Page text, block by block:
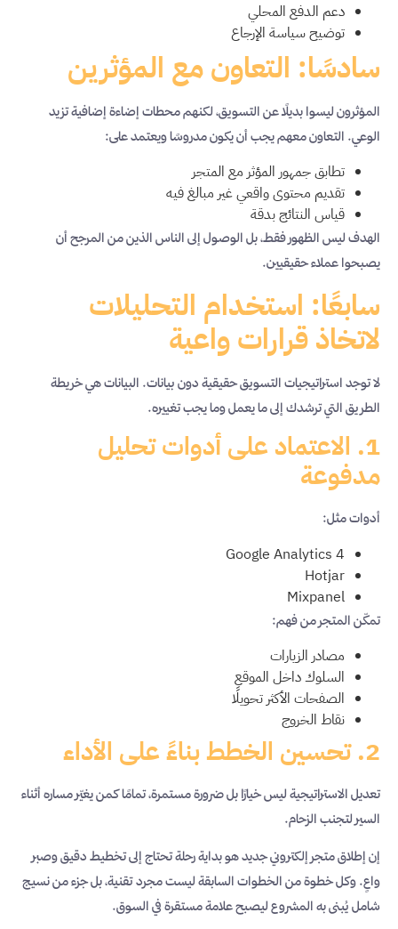
دعم الدفع المحلي
توضيح سياسة الإرجاع
سادسًا: التعاون مع المؤثرين
المؤثرون ليسوا بديلًا عن التسويق، لكنهم محطات إضاءة إضافية تزيد
الوعي. التعاون معهم يجب أن يكون مدروسًا ويعتمد على:
تطابق جمهور المؤثر مع المتجر
تقديم محتوى واقعي غير مبالغ فيه
قياس النتائج بدقة
الهدف ليس الظهور فقط، بل الوصول إلى الناس الذين من المرجح أن
يصبحوا عملاء حقيقيين.
سابعًا: استخدام التحليلات
لاتخاذ قرارات واعية
لا توجد استراتيجيات التسويق حقيقية دون بيانات. البيانات هي خريطة
الطريق التي ترشدك إلى ما يعمل وما يجب تغييره.
1. الاعتماد على أدوات تحليل
مدفوعة
أدوات مثل:
Google Analytics 4
Hotjar
Mixpanel
تمكّن المتجر من فهم:
مصادر الزيارات
السلوك داخل الموقع
الصفحات الأكثر تحويلًا
نقاط الخروج
2. تحسين الخطط بناءً على الأداء
تعديل الاستراتيجية ليس خيارًا بل ضرورة مستمرة، تمامًا كمن يغيّر مساره أثناء
السير لتجنب الزحام.
إن إطلاق متجر إلكتروني جديد هو بداية رحلة تحتاج إلى تخطيط دقيق وصبر
واعٍ. وكل خطوة من الخطوات السابقة ليست مجرد تقنية، بل جزء من نسيج
شامل يُبنى به المشروع ليصبح علامة مستقرة في السوق.